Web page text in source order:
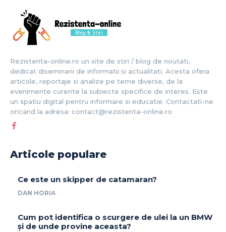
Rezistenta-online.ro un site de stiri / blog de noutati,
dedicat diseminarii de informatii si actualitati. Acesta ofera
articole, reportaje si analize pe teme diverse, de la
evenimente curente la subiecte specifice de interes. Este
un spatiu digital pentru informare si educatie. Contactati-ne
oricand la adresa: contact@rezistenta-online.ro
Articole populare
Ce este un skipper de catamaran?
DAN HORIA
Cum pot identifica o scurgere de ulei la un BMW
și de unde provine aceasta?